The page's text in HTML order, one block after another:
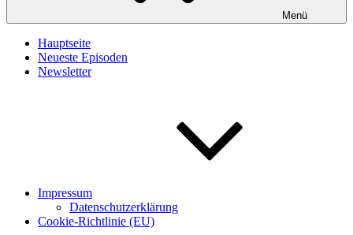
Menü
Hauptseite
Neueste Episoden
Newsletter
Impressum
Datenschutzerklärung
Cookie-Richtlinie (EU)